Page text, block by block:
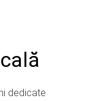
dedicate